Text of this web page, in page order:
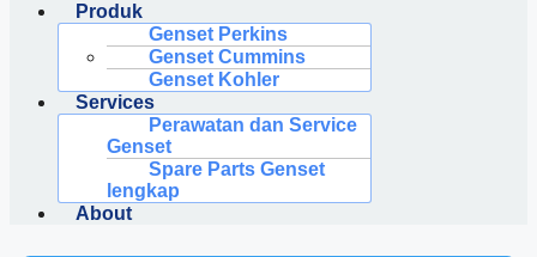
Produk
Genset Perkins
Genset Cummins
Genset Kohler
Services
Perawatan dan Service
Genset
Spare Parts Genset
lengkap
About